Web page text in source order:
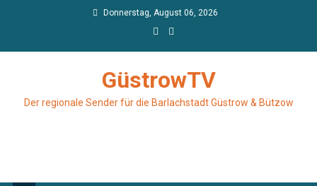
Donnerstag, August 06, 2026
GüstrowTV
Der regionale Sender für die Barlachstadt Güstrow & Bützow